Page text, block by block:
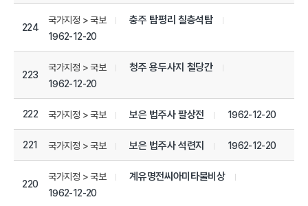
224
국가지정 > 국보 충주 탑평리 칠층석탑
1962-12-20
223
국가지정 > 국보 청주 용두사지 철당간
1962-12-20
222 국가지정 > 국보 보은 법주사 팔상전 1962-12-20
221 국가지정 > 국보 보은 법주사 석련지 1962-12-20
220
국가지정 > 국보 계유명전씨아미타불비상
1962-12-20